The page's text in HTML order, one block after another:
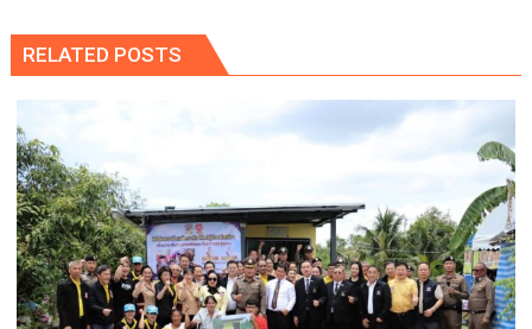
RELATED POSTS